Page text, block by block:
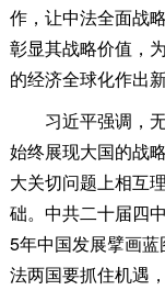
作，让中法全面战
彰显其战略价值，
的经济全球化作出新
习近平强调，无
始终展现大国的战
大关切问题上相互
础。中共二十届四
5年中国发展擘画蓝
法两国要抓住机遇